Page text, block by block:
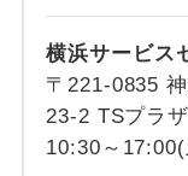
横浜サービス
〒221-0835
23-2 TSプラ
10:30～